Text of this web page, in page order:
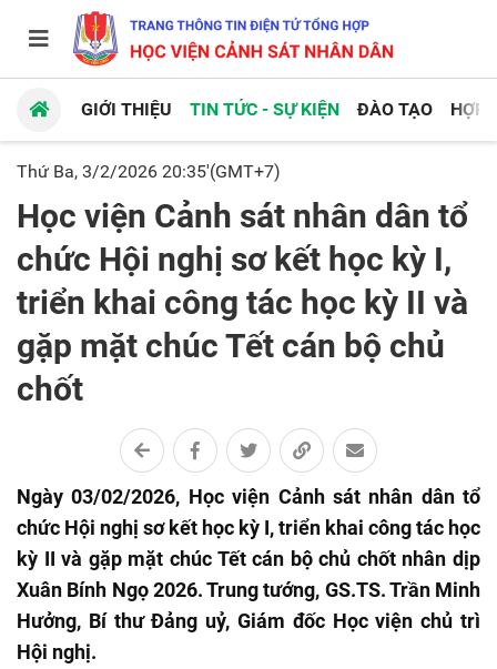
GIỚI THIỆU TIN TỨC - SỰ KIỆN ĐÀO TẠO HỢP
Thứ Ba, 3/2/2026 20:35'(GMT+7)
Học viện Cảnh sát nhân dân tổ
chức Hội nghị sơ kết học kỳ I,
triển khai công tác học kỳ II và
gặp mặt chúc Tết cán bộ chủ
chốt
Ngày 03/02/2026, Học viện Cảnh sát nhân dân tổ
chức Hội nghị sơ kết học kỳ I, triển khai công tác học
kỳ II và gặp mặt chúc Tết cán bộ chủ chốt nhân dịp
Xuân Bính Ngọ 2026. Trung tướng, GS.TS. Trần Minh
Hưởng, Bí thư Đảng uỷ, Giám đốc Học viện chủ trì
Hội nghị.